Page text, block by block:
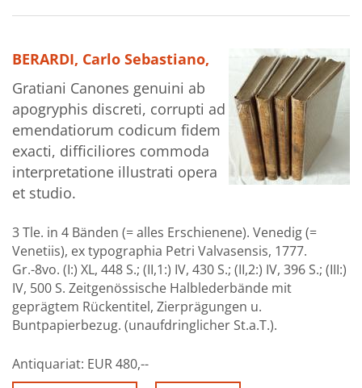
BERARDI, Carlo Sebastiano,
Gratiani Canones genuini ab
apogryphis discreti, corrupti ad
emendatiorum codicum fidem
exacti, difficiliores commoda
interpretatione illustrati opera
et studio.
3 Tle. in 4 Bänden (= alles Erschienene). Venedig (=
Venetiis), ex typographia Petri Valvasensis, 1777.
Gr.-8vo. (I:) XL, 448 S.; (II,1:) IV, 430 S.; (II,2:) IV, 396 S.; (III:)
IV, 500 S. Zeitgenössische Halblederbände mit
geprägtem Rückentitel, Zierprägungen u.
Buntpapierbezug. (unaufdringlicher St.a.T.).
Antiquariat: EUR 480,--